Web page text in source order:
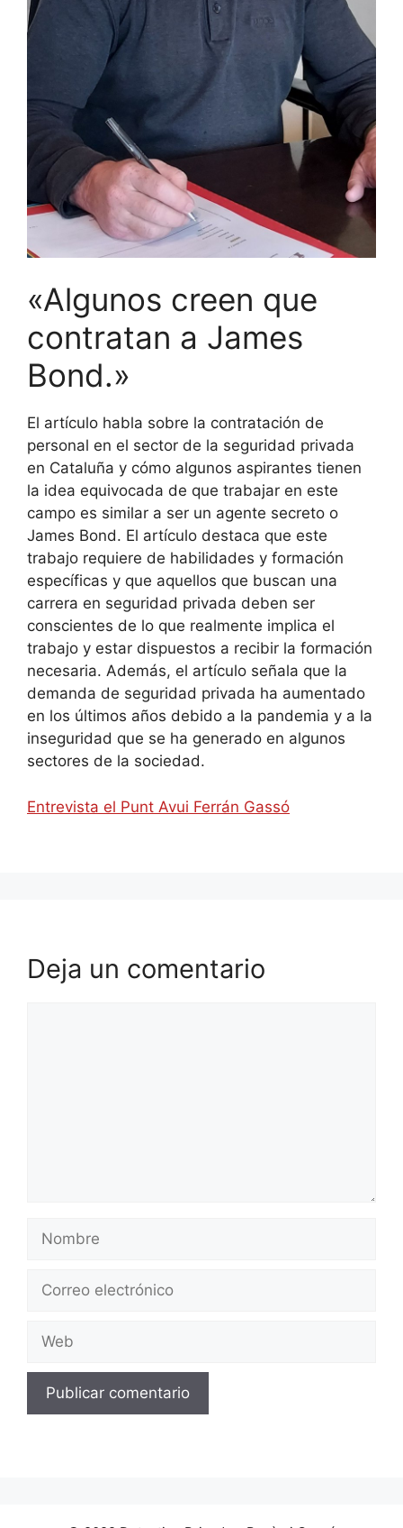
«Algunos creen que
contratan a James
Bond.»
El artículo habla sobre la contratación de
personal en el sector de la seguridad privada
en Cataluña y cómo algunos aspirantes tienen
la idea equivocada de que trabajar en este
campo es similar a ser un agente secreto o
James Bond. El artículo destaca que este
trabajo requiere de habilidades y formación
específicas y que aquellos que buscan una
carrera en seguridad privada deben ser
conscientes de lo que realmente implica el
trabajo y estar dispuestos a recibir la formación
necesaria. Además, el artículo señala que la
demanda de seguridad privada ha aumentado
en los últimos años debido a la pandemia y a la
inseguridad que se ha generado en algunos
sectores de la sociedad.
Entrevista el Punt Avui Ferrán Gassó
Deja un comentario
electrónico